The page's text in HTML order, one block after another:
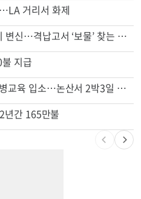
거리서 화제
74m짜리 보잉777, 화물기 변신…격납고서 ‘보물’ 찾는 인천공항
지급
천하람, 현역 의원 최초 신병교육 입소…논산서 2박3일 생활
년간 165만불